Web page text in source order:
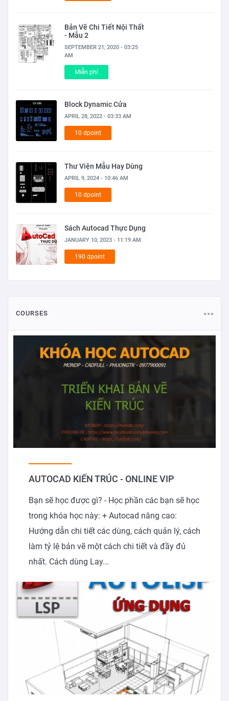
Bản Vẽ Chi Tiết Nội Thất
- Mẫu 2
SEPTEMBER 21, 2020 - 03:25
AM
Miễn phí
Block Dynamic Cửa
APRIL 28, 2022 - 03:33 AM
10 dpoint
Thư Viện Mẫu Hay Dùng
APRIL 9, 2024 - 10:46 AM
10 dpoint
Sách Autocad Thực Dụng
JANUARY 10, 2023 - 11:19 AM
190 dpoint
COURSES
AUTOCAD KIẾN TRÚC - ONLINE VIP
Bạn sẽ học được gì? - Học phần các bạn sẽ học
trong khóa học này: + Autocad nâng cao:
Hướng dẫn chi tiết các dùng, cách quản lý, cách
làm tỷ lệ bản vẽ một cách chi tiết và đầy đủ
nhất. Cách dùng Lay...